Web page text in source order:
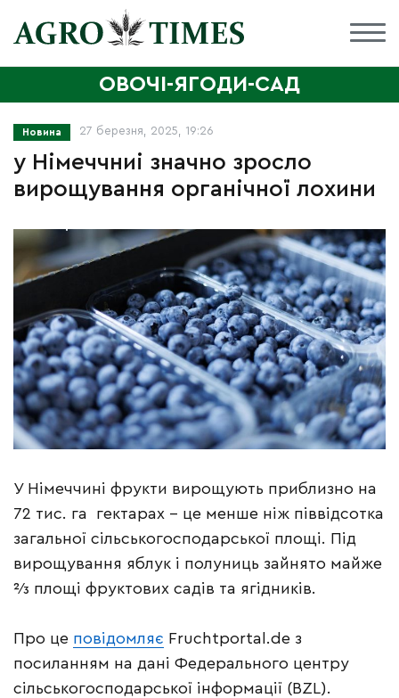
ОВОЧІ-ЯГОДИ-САД
Новина 27 березня, 2025, 19:26
у Німеччниі значно зросло
вирощування органічної лохини
У Німеччині фрукти вирощують приблизно на
72 тис. га гектарах – це менше ніж піввідсотка
загальної сільськогосподарської площі. Під
вирощування яблук і полуниць зайнято майже
⅔ площі фруктових садів та ягідників.
Про це повідомляє Fruchtportal.de з
посиланням на дані Федерального центру
сільськогосподарської інформації (BZL).